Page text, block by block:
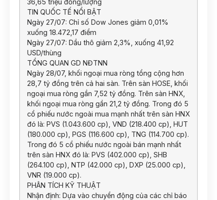
36,65 triệu đồng/lượng
TIN QUỐC TẾ NỔI BẬT
Ngày 27/07: Chỉ số Dow Jones giảm 0,01%
xuống 18.472,17 điểm
Ngày 27/07: Dầu thô giảm 2,3%, xuống 41,92
USD/thùng
TỔNG QUAN GD NĐTNN
Ngày 28/07, khối ngoại mua ròng tổng cộng hơn
28,7 tỷ đồng trên cả hai sàn. Trên sàn HOSE, khối
ngoại mua ròng gần 7,52 tỷ đồng. Trên sàn HNX,
khối ngoại mua ròng gần 21,2 tỷ đồng. Trong đó 5
cổ phiếu nước ngoài mua mạnh nhất trên sàn HNX
đó là: PVS (1.043.600 cp), VND (218.400 cp), HUT
(180.000 cp), PGS (116.600 cp), TNG (114.700 cp).
Trong đó 5 cổ phiếu nước ngoài bán mạnh nhất
trên sàn HNX đó là: PVS (402.000 cp), SHB
(264.100 cp), NTP (42.000 cp), DXP (25.000 cp),
VNR (19.000 cp).
PHÂN TÍCH KỸ THUẬT
Nhận định: Dựa vào chuyển động của các chỉ báo